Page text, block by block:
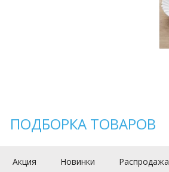
ПОДБОРКА ТОВАРОВ
Акция Новинки Распродажа